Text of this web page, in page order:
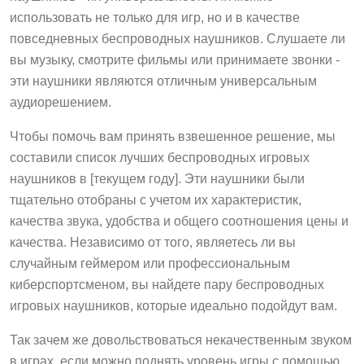
использовать не только для игр, но и в качестве
повседневных беспроводных наушников. Слушаете ли
вы музыку, смотрите фильмы или принимаете звонки -
эти наушники являются отличным универсальным
аудиорешением.
Чтобы помочь вам принять взвешенное решение, мы
составили список лучших беспроводных игровых
наушников в [текущем году]. Эти наушники были
тщательно отобраны с учетом их характеристик,
качества звука, удобства и общего соотношения цены и
качества. Независимо от того, являетесь ли вы
случайным геймером или профессиональным
киберспортсменом, вы найдете пару беспроводных
игровых наушников, которые идеально подойдут вам.
Так зачем же довольствоваться некачественным звуком